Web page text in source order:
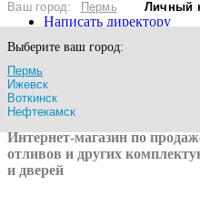
Ваш город: Пермь
Выберите ваш город:
Пермь
Ижевск
Воткинск
Нефтекамск
Личный
Написать директору
Войти
Зарегистрироваться
Интернет-магазин по
отливов и других
и дверей